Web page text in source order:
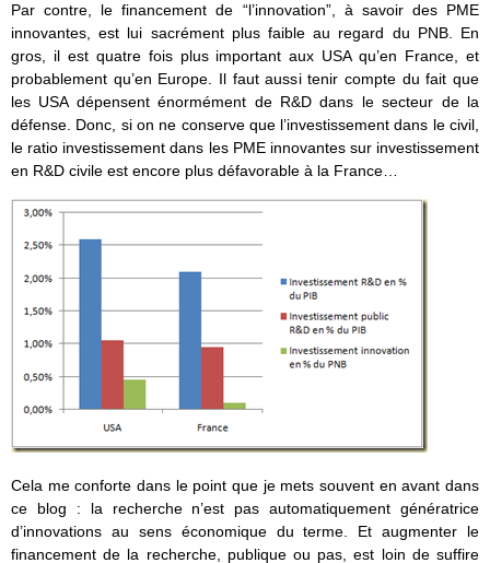
Par contre, le financement de “l’innovation”, à savoir des PME
innovantes, est lui sacrément plus faible au regard du PNB. En
gros, il est quatre fois plus important aux USA qu’en France, et
probablement qu’en Europe. Il faut aussi tenir compte du fait que
les USA dépensent énormément de R&D dans le secteur de la
défense. Donc, si on ne conserve que l’investissement dans le civil,
le ratio investissement dans les PME innovantes sur investissement
en R&D civile est encore plus défavorable à la France…
Cela me conforte dans le point que je mets souvent en avant dans
ce blog : la recherche n’est pas automatiquement génératrice
d’innovations au sens économique du terme. Et augmenter le
financement de la recherche, publique ou pas, est loin de suffire